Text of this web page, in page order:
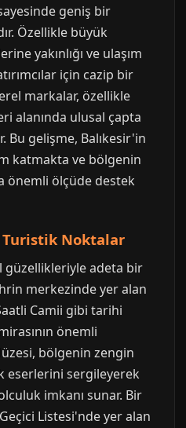
geniş bir
Özellikle büyük
yakınlığı ve ulaşım
için cazip bir
markalar, özellikle
alanında ulusal çapta
Bu gelişme, Balıkesir'in
katmakta ve bölgenin
önemli ölçüde destek
Turistik Noktalar
güzellikleriyle adeta bir
merkezinde yer alan
Camii gibi tarihi
önemli
bölgenin zengin
eserlerini sergileyerek
imkanı sunar. Bir
Listesi'nde yer alan